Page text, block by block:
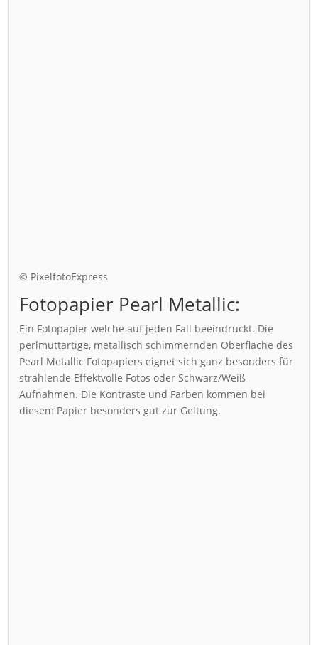
© PixelfotoExpress
Fotopapier Pearl Metallic:
Ein Fotopapier welche auf jeden Fall beeindruckt. Die
perlmuttartige, metallisch schimmernden Oberfläche des
Pearl Metallic Fotopapiers eignet sich ganz besonders für
strahlende Effektvolle Fotos oder Schwarz/Weiß
Aufnahmen. Die Kontraste und Farben kommen bei
diesem Papier besonders gut zur Geltung.